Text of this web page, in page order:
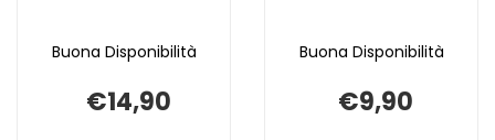
Buona Disponibilità
€14,90
Buona Disponibilità
€9,90